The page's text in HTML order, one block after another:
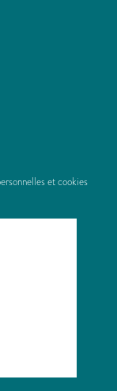
et cookies